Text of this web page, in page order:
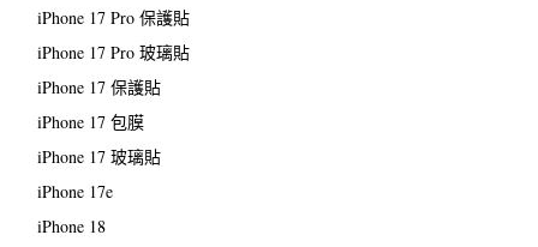
iPhone 17 Pro 保護貼
iPhone 17 Pro 玻璃貼
iPhone 17 保護貼
iPhone 17 包膜
iPhone 17 玻璃貼
iPhone 17e
iPhone 18